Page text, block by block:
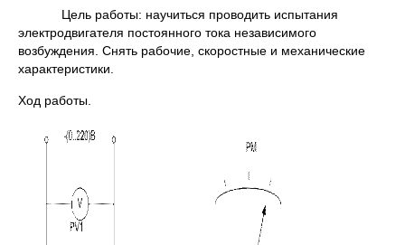
Цель работы: научиться проводить испытания
электродвигателя постоянного тока независимого
возбуждения. Снять рабочие, скоростные и механические
характеристики.
Ход работы.